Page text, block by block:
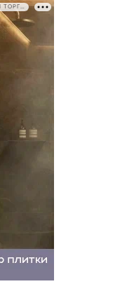
РЕКЛАМА • ООО СТРОИТЕЛЬНЫЙ ТОРГОВЫЙ ДОМ «ПЕТРОВИЧ». ИНН: 7802348846